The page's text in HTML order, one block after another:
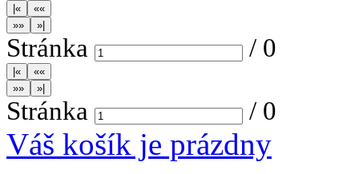
Stránka / 0
Stránka / 0
Váš košík je prázdny